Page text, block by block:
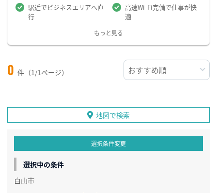
駅近でビジネスエリアへ直
行
高速Wi-Fi完備で仕事が快
適
もっと見る
0 件（1/1ページ）
地図で検索
選択条件変更
選択中の条件
白山市